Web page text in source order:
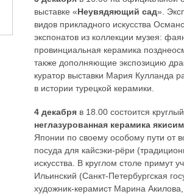
выставке «Неувядяющий сад».
видов прикладного искусства
экспонатов из коллекции музея:
провинциальная керамика
также дополняющие экспозицию
куратор выставки Мария Кулланда
в истории турецкой керамики.
4 декабря в 18.00 состоится
неглазурованная керамика
Японии по своему особому пути от
посуда для кайсэки-рёри
искусства. В круглом столе примут
Ильинский (Санкт-Петербургская
художник-керамист Марина